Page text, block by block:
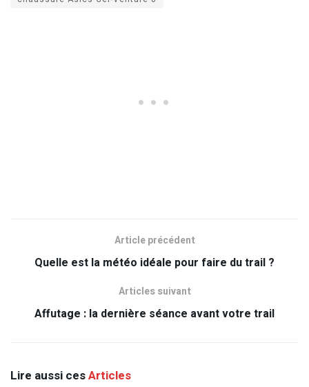
Article précédent
Quelle est la météo idéale pour faire du trail ?
Articles suivant
Affutage : la dernière séance avant votre trail
Lire aussi cesArticles